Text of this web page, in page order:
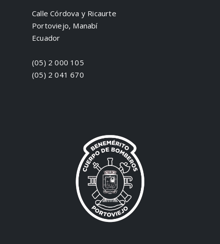
Calle Córdova y Ricaurte
Portoviejo, Manabí
Ecuador
(05) 2 000 105
(05) 2 041 670